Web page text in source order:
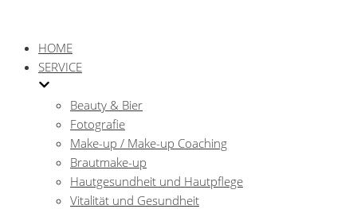
HOME
SERVICE
Beauty & Bier
Fotografie
Make-up / Make-up Coaching
Brautmake-up
Hautgesundheit und Hautpflege
Vitalität und Gesundheit